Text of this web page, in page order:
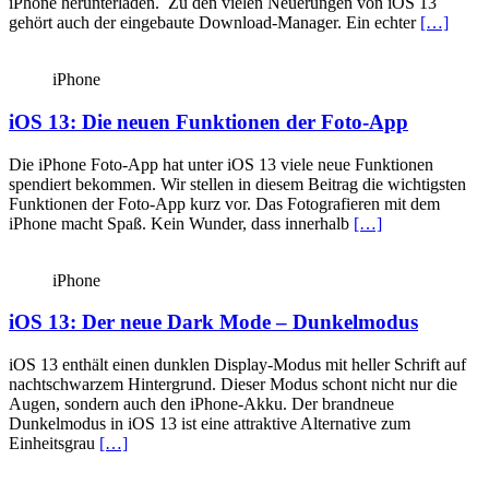
gehört auch der eingebaute Download-Manager. Ein echter […]
iPhone
iOS 13: Die neuen Funktionen der Foto-App
Die iPhone Foto-App hat unter iOS 13 viele neue Funktionen
spendiert bekommen. Wir stellen in diesem Beitrag die wichtigsten
Funktionen der Foto-App kurz vor. Das Fotografieren mit dem
iPhone macht Spaß. Kein Wunder, dass innerhalb […]
iPhone
iOS 13: Der neue Dark Mode – Dunkelmodus
iOS 13 enthält einen dunklen Display-Modus mit heller Schrift auf
nachtschwarzem Hintergrund. Dieser Modus schont nicht nur die
Augen, sondern auch den iPhone-Akku. Der brandneue
Dunkelmodus in iOS 13 ist eine attraktive Alternative zum
Einheitsgrau […]